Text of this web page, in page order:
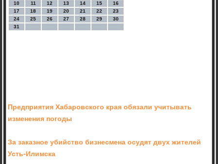
10
11 12 13 14 15
16
17
18 19 20 21 22
23
24
25 26 27 28 29
30
31
Предприятия Хабаровского края обязали учитывать
изменения погоды
За заказное убийство бизнесмена осудят двух жителей
Усть-Илимска